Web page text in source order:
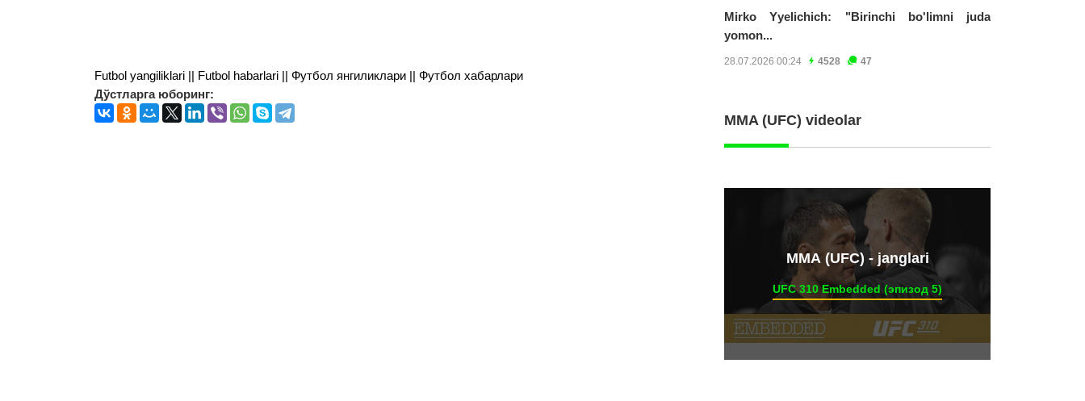
Futbol yangiliklari || Futbol habarlari || Футбол янгиликлари || Футбол хабарлари
Дўстларга юборинг:
Mirko Yyelichich: "Birinchi bo'limni juda
yomon...
28.07.2026 00:24 4528 47
MMA (UFC) videolar
ММА (UFC) - janglari
UFC 310 Embedded (эпизод 5)